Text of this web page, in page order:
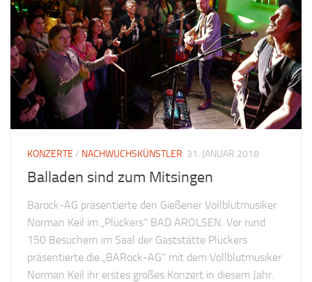
KONZERTE / NACHWUCHSKÜNSTLER 31. JANUAR 2018
Balladen sind zum Mitsingen
Barock-AG präsentierte den Gießener Vollblutmusiker
Norman Keil im „Plückers“ BAD AROLSEN. Vor rund
150 Besuchern im Saal der Gaststätte Plückers
präsentierte die „BARock-AG“ mit dem Vollblutmusiker
Norman Keil ihr erstes großes Konzert in diesem Jahr.